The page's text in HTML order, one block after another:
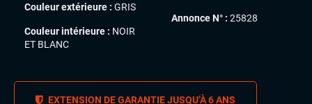
Couleur extérieure : GRIS
Couleur intérieure : NOIR
ET BLANC
Annonce N° : 25828
EXTENSION DE GARANTIE JUSQU’À 6 ANS